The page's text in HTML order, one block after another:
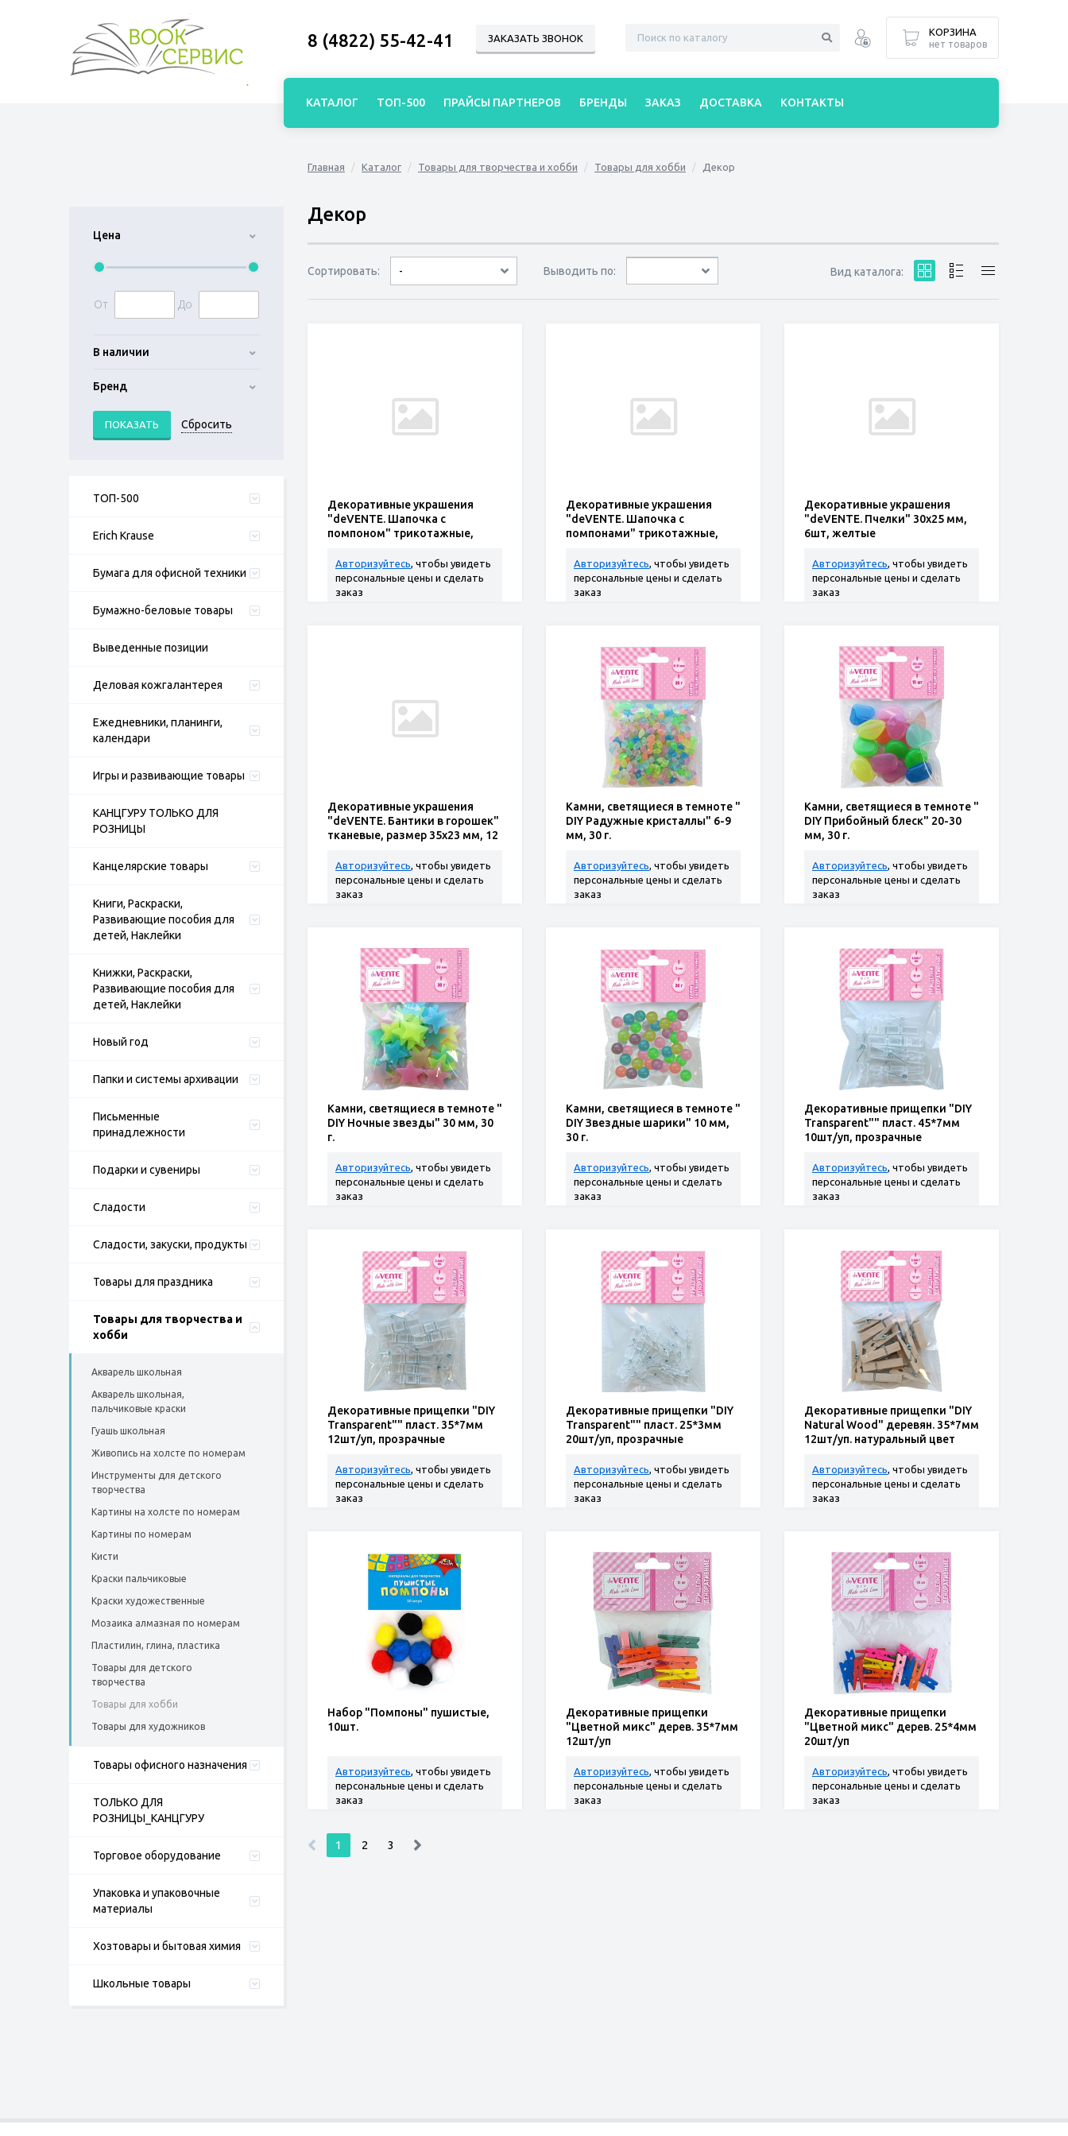
Цена
От До
В наличии
Бренд
ТОП-500
Erich Krause
Бумага для офисной техники
Бумажно-беловые товары
Выведенные позиции
Деловая кожгалантерея
Ежедневники, планинги,
календари
Игры и развивающие товары
КАНЦГУРУ ТОЛЬКО ДЛЯ
РОЗНИЦЫ
Канцелярские товары
Книги, Раскраски,
Развивающие пособия для
детей, Наклейки
Книжки, Раскраски,
Развивающие пособия для
детей, Наклейки
Новый год
Папки и системы архивации
Письменные
принадлежности
Подарки и сувениры
Сладости
Сладости, закуски, продукты
Товары для праздника
Товары для творчества и
хобби
Акварель школьная
Акварель школьная,
пальчиковые краски
Гуашь школьная
Живопись на холсте по номерам
Инструменты для детского
творчества
Картины на холсте по номерам
Картины по номерам
Кисти
Краски пальчиковые
Краски художественные
Мозаика алмазная по номерам
Пластилин, глина, пластика
Товары для детского
творчества
Товары для хобби
Товары для художников
Товары офисного назначения
ТОЛЬКО ДЛЯ
РОЗНИЦЫ_КАНЦГУРУ
Торговое оборудование
Упаковка и упаковочные
материалы
Хозтовары и бытовая химия
Школьные товары
Главная Каталог Товары для творчества и хобби Товары для хобби Декор
Декор
Сортировать: -
по дате
по популярности
сначала дешёвые
сначала дорогие
Выводить по: Вид каталога:
Декоративные украшения
"deVENTE. Шапочка с
помпоном" трикотажные,
Авторизуйтесь, чтобы увидеть
персональные цены и сделать
заказ
Декоративные украшения
"deVENTE. Шапочка с
помпонами" трикотажные,
Авторизуйтесь, чтобы увидеть
персональные цены и сделать
заказ
Декоративные украшения
"deVENTE. Пчелки" 30x25 мм,
6шт, желтые
Авторизуйтесь, чтобы увидеть
персональные цены и сделать
заказ
Декоративные украшения
"deVENTE. Бантики в горошек"
тканевые, размер 35x23 мм, 12
Авторизуйтесь, чтобы увидеть
персональные цены и сделать
заказ
Камни, светящиеся в темноте "
DIY Радужные кристаллы" 6-9
мм, 30 г.
Авторизуйтесь, чтобы увидеть
персональные цены и сделать
заказ
Камни, светящиеся в темноте "
DIY Прибойный блеск" 20-30
мм, 30 г.
Авторизуйтесь, чтобы увидеть
персональные цены и сделать
заказ
Камни, светящиеся в темноте "
DIY Ночные звезды" 30 мм, 30
г.
Авторизуйтесь, чтобы увидеть
персональные цены и сделать
заказ
Камни, светящиеся в темноте "
DIY Звездные шарики" 10 мм,
30 г.
Авторизуйтесь, чтобы увидеть
персональные цены и сделать
заказ
Декоративные прищепки "DIY
Transparent"" пласт. 45*7мм
10шт/уп, прозрачные
Авторизуйтесь, чтобы увидеть
персональные цены и сделать
заказ
Декоративные прищепки "DIY
Transparent"" пласт. 35*7мм
12шт/уп, прозрачные
Авторизуйтесь, чтобы увидеть
персональные цены и сделать
заказ
Декоративные прищепки "DIY
Transparent"" пласт. 25*3мм
20шт/уп, прозрачные
Авторизуйтесь, чтобы увидеть
персональные цены и сделать
заказ
Декоративные прищепки "DIY
Natural Wood" деревян. 35*7мм
12шт/уп. натуральный цвет
Авторизуйтесь, чтобы увидеть
персональные цены и сделать
заказ
Набор "Помпоны" пушистые,
10шт.
Авторизуйтесь, чтобы увидеть
персональные цены и сделать
заказ
Декоративные прищепки
"Цветной микс" дерев. 35*7мм
12шт/уп
Авторизуйтесь, чтобы увидеть
персональные цены и сделать
заказ
Декоративные прищепки
"Цветной микс" дерев. 25*4мм
20шт/уп
Авторизуйтесь, чтобы увидеть
персональные цены и сделать
заказ
1 2 3
8 (4822) 55-42-41 ЗАКАЗАТЬ ЗВОНОК
КОРЗИНА
нет товаров
КАТАЛОГ ТОП-500 ПРАЙСЫ ПАРТНЕРОВ БРЕНДЫ ЗАКАЗ ДОСТАВКА КОНТАКТЫ